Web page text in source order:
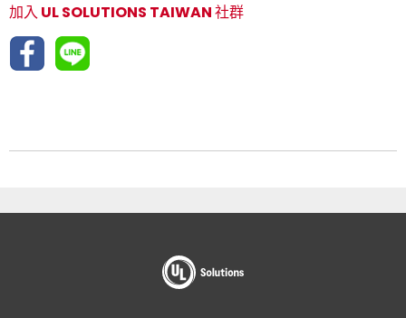
加入 UL SOLUTIONS TAIWAN 社群